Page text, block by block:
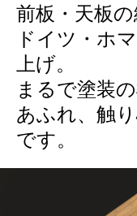
前板・天板
ドイツ・ホ
上げ。
まるで塗装
あふれ、触
です。